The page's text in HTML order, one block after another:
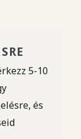
5-10
és